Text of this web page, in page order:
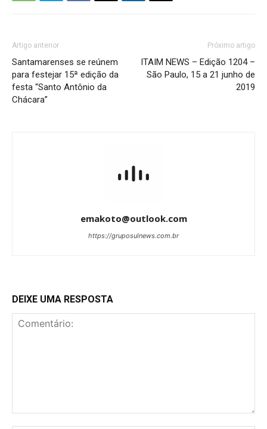
Artigo anterior
Santamarenses se reúnem
para festejar 15ª edição da
festa “Santo Antônio da
Chácara”
Próximo artigo
ITAIM NEWS – Edição 1204 –
São Paulo, 15 a 21 junho de
2019
emakoto@outlook.com
https://gruposulnews.com.br
DEIXE UMA RESPOSTA